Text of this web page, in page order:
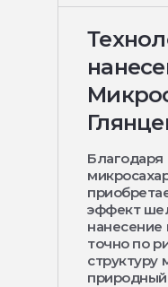
Благодаря
эффект
нанесение
точно по
структуру